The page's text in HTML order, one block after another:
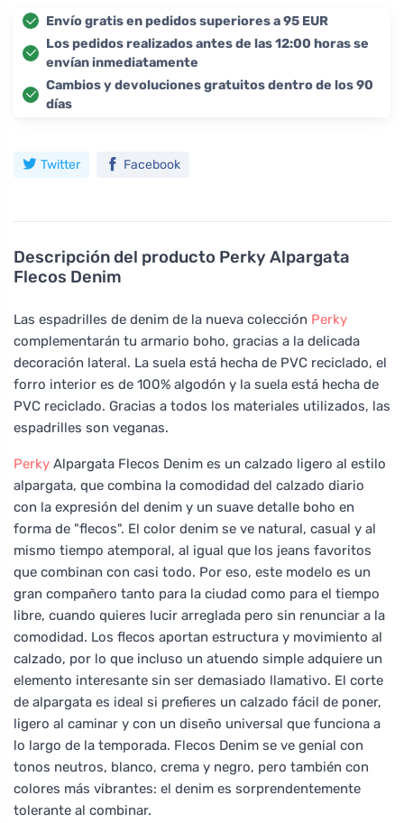
Descripción del producto Perky Alpargata
Flecos Denim
Las espadrilles de denim de la nueva colección Perky
complementarán tu armario boho, gracias a la delicada
decoración lateral. La suela está hecha de PVC reciclado, el
forro interior es de 100% algodón y la suela está hecha de
PVC reciclado. Gracias a todos los materiales utilizados, las
espadrilles son veganas.
Perky Alpargata Flecos Denim es un calzado ligero al estilo
alpargata, que combina la comodidad del calzado diario
con la expresión del denim y un suave detalle boho en
forma de "flecos". El color denim se ve natural, casual y al
mismo tiempo atemporal, al igual que los jeans favoritos
que combinan con casi todo. Por eso, este modelo es un
gran compañero tanto para la ciudad como para el tiempo
libre, cuando quieres lucir arreglada pero sin renunciar a la
comodidad. Los flecos aportan estructura y movimiento al
calzado, por lo que incluso un atuendo simple adquiere un
elemento interesante sin ser demasiado llamativo. El corte
de alpargata es ideal si prefieres un calzado fácil de poner,
ligero al caminar y con un diseño universal que funciona a
lo largo de la temporada. Flecos Denim se ve genial con
tonos neutros, blanco, crema y negro, pero también con
colores más vibrantes: el denim es sorprendentemente
tolerante al combinar.
Envío gratis en pedidos superiores a 95 EUR
Los pedidos realizados antes de las 12:00 horas se
envían inmediatamente
Cambios y devoluciones gratuitos dentro de los 90
días
Twitter Facebook